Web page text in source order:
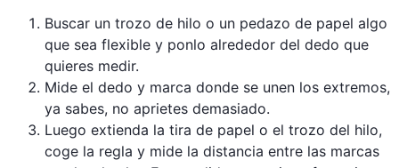
Buscar un trozo de hilo o un pedazo de papel algo
que sea flexible y ponlo alrededor del dedo que
quieres medir.
Mide el dedo y marca donde se unen los extremos,
ya sabes, no aprietes demasiado.
Luego extienda la tira de papel o el trozo del hilo,
coge la regla y mide la distancia entre las marcas